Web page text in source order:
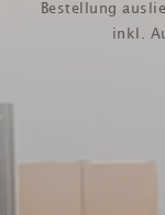
Bestellung
inkl.